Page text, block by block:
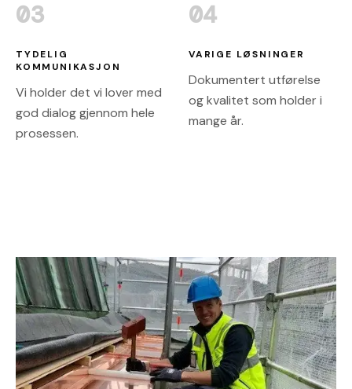
03
TYDELIG
KOMMUNIKASJON
Vi holder det vi lover med
god dialog gjennom hele
prosessen.
04
VARIGE LØSNINGER
Dokumentert utførelse
og kvalitet som holder i
mange år.